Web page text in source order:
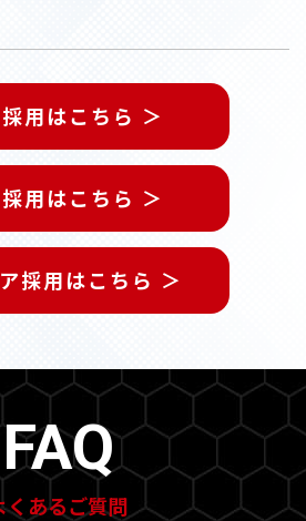
用はこちら ＞
用はこちら ＞
採用はこちら ＞
FAQ
くあるご質問